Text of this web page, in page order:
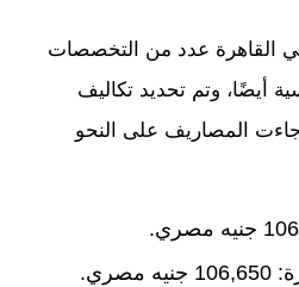
في القاهرة عدد من التخصصات
أيضًا، وتم تحديد تكاليف
المصاريف على النحو